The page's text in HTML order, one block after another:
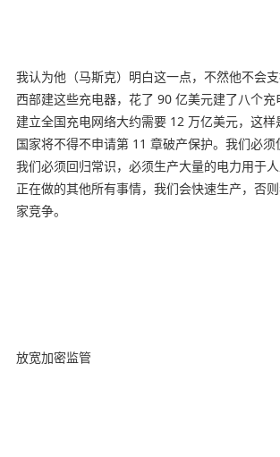
我认为他（马斯克）明白这一点，不然他不会
西部建这些充电器，花了 90 亿美元建了八个
建立全国充电网络大约需要 12 万亿美元，这样
国家将不得不申请第 11 章破产保护。我们必须
我们必须回归常识，必须生产大量的电力用于
正在做的其他所有事情，我们会快速生产，否
家竞争。
放宽加密监管